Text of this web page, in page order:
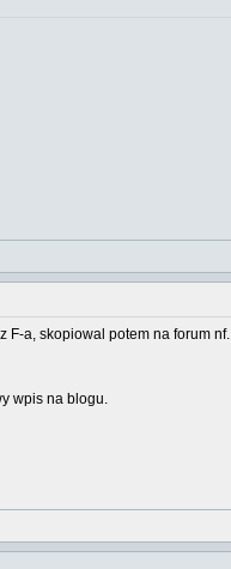
F-a, skopiowal potem na forum nf.
wpis na blogu.